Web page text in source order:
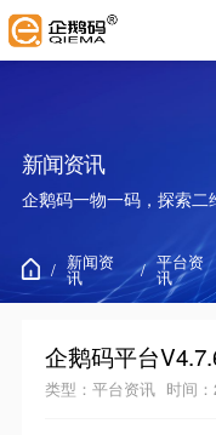
新闻资讯
企鹅码一物一码，探索二
/ 新闻资
讯 / 平台资
讯
企鹅码平台
类型：平台资讯 时间